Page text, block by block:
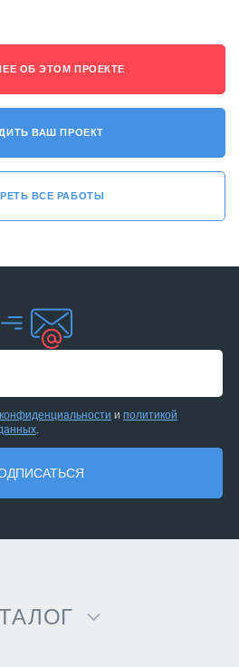
ОБ ЭТОМ ПРОЕКТЕ
ВАШ ПРОЕКТ
ВСЕ РАБОТЫ
и политикой